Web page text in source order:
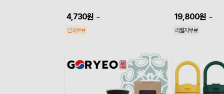
4,730원 ~
인쇄무료
19,800원 ~
라벨지무료